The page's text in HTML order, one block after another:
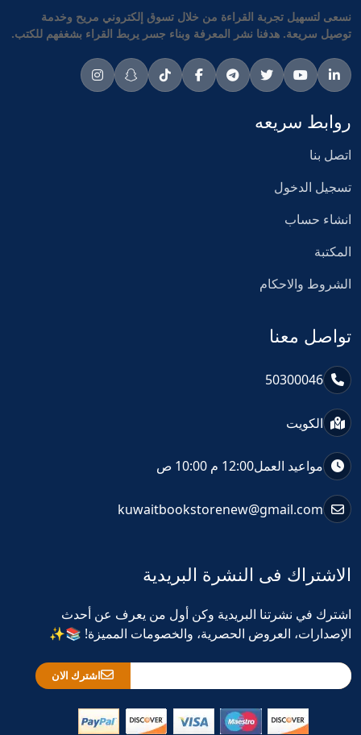
نسعى لتسهيل تجربة القراءة من خلال تسوق إلكتروني مريح وخدمة
توصيل سريعة. هدفنا نشر المعرفة وبناء جسر يربط القراء بشغفهم للكتب.
روابط سريعه
اتصل بنا
تسجيل الدخول
انشاء حساب
المكتبة
الشروط والاحكام
تواصل معنا
50300046
الكويت
مواعيد العمل12:00 م 10:00 ص
kuwaitbookstorenew@gmail.com
الاشتراك فى النشرة البريدية
اشترك في نشرتنا البريدية وكن أول من يعرف عن أحدث
الإصدارات، العروض الحصرية، والخصومات المميزة! 📚✨
اشترك الان